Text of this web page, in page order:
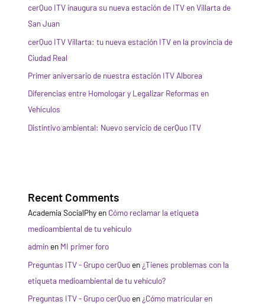
cerQuo ITV inaugura su nueva estación de ITV en Villarta de
San Juan
cerQuo ITV Villarta: tu nueva estación ITV en la provincia de
Ciudad Real
Primer aniversario de nuestra estación ITV Alborea
Diferencias entre Homologar y Legalizar Reformas en
Vehículos
Distintivo ambiental: Nuevo servicio de cerQuo ITV
Recent Comments
Academia SocialPhyen Cómo reclamar la etiqueta
medioambiental de tu vehículo
adminen MI primer foro
Preguntas ITV - Grupo cerQuoen ¿Tienes problemas con la
etiqueta medioambiental de tu vehículo?
Preguntas ITV - Grupo cerQuoen ¿Cómo matricular en